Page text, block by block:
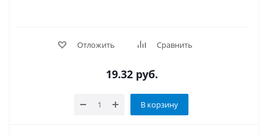
Отложить Сравнить
19.32 руб.
В корзину